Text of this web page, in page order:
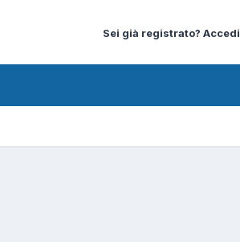
Sei già registrato? Accedi